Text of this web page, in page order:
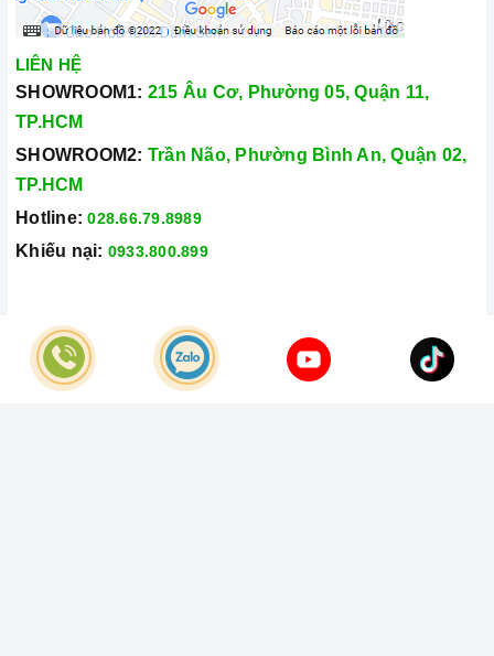
LIÊN HỆ
SHOWROOM1: 215 Âu Cơ, Phường 05, Quận 11,
TP.HCM
SHOWROOM2: Trần Não, Phường Bình An, Quận 02,
TP.HCM
Hotline: 028.66.79.8989
Khiếu nại: 0933.800.899
© Bản quyền thuộc vềCông Ty TNHH Home Best Việt Nam
Cung cấp bởi
Sapo